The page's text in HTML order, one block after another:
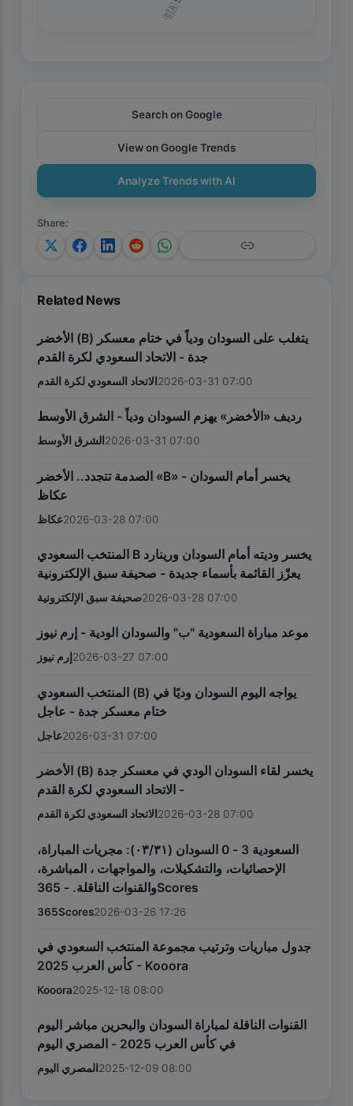
Search on Google
View on Google Trends
Analyze Trends with AI
Share:
Related News
الأخضر (B) يتغلب على السودان ودياً في ختام معسكر
جدة - الاتحاد السعودي لكرة القدم
الاتحاد السعودي لكرة القدم 2026-03-31 07:00
رديف «الأخضر» يهزم السودان ودياً - الشرق الأوسط
الشرق الأوسط 2026-03-31 07:00
الصدمة تتجدد.. الأخضر «B» يخسر أمام السودان -
عكاظ
عكاظ2026-03-28 07:00
المنتخب السعودي B يخسر وديته أمام السودان ورينارد
يعزّز القائمة بأسماء جديدة - صحيفة سبق الإلكترونية
صحيفة سبق الإلكترونية2026-03-28 07:00
موعد مباراة السعودية "ب" والسودان الودية - إرم نيوز
إرم نيوز 2026-03-27 07:00
المنتخب السعودي (B) يواجه اليوم السودان وديًا في
ختام معسكر جدة - عاجل
عاجل2026-03-31 07:00
الأخضر (B) يخسر لقاء السودان الودي في معسكر جدة
- الاتحاد السعودي لكرة القدم
الاتحاد السعودي لكرة القدم 2026-03-28 07:00
السعودية 3 - 0 السودان (٣١‏/٠٣): مجريات المباراة،
الإحصائيات، والتشكيلات، والمواجهات ، المباشرة،
والقنوات الناقلة. - 365Scores
365Scores2026-03-26 17:26
جدول مباريات وترتيب مجموعة المنتخب السعودي في
كأس العرب 2025 - Kooora
Kooora2025-12-18 08:00
القنوات الناقلة لمباراة السودان والبحرين مباشر اليوم
في كأس العرب 2025 - المصري اليوم
المصري اليوم 2025-12-09 08:00